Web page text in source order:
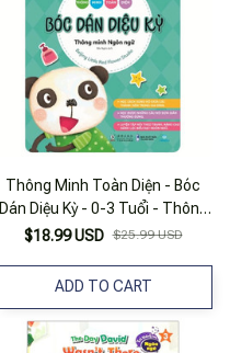
Thông Minh Toàn Diện - Bóc
Dán Diệu Kỳ - 0-3 Tuổi - Thông
Minh Ngôn Ngữ
$18.99 USD $25.99 USD
ADD TO CART